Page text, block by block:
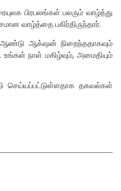
பிரபலங்கள் பலரும் வாழ்த்து
வாழ்த்தை பகிர்திருந்தார்.
ஆண்டு ஆக்‌ஷன் நிறைந்ததாகவும்
நாள் மகிழ்வும், அமைதியும்
செய்யப்பட்டுள்ளதாக தகவல்கள்